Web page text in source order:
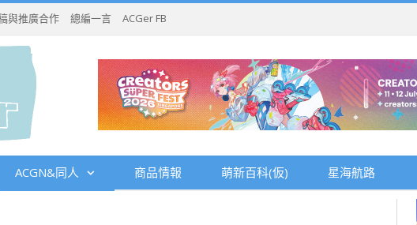
與推廣合作 總編一言 ACGer FB
ACGN&同人 商品情報 萌新百科(仮) 星海航路